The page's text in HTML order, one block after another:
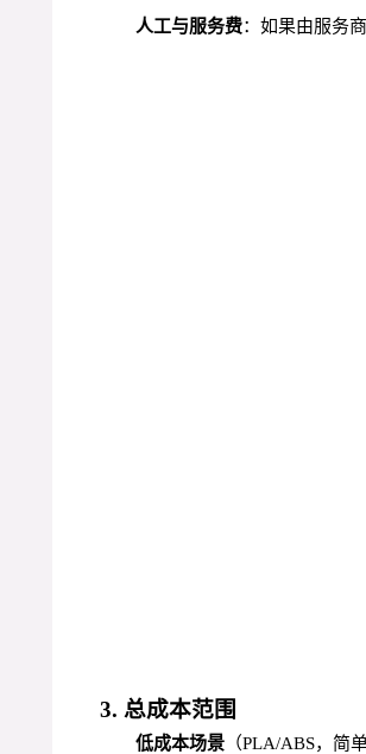
人工与服务费：如果由服务
3. 总成本范围
低成本场景 （PLA/ABS，简